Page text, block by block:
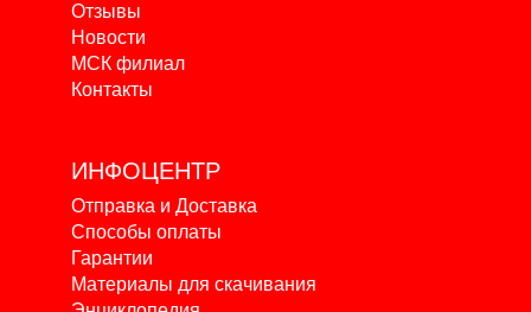
Отзывы
Новости
МСК филиал
Контакты
ИНФОЦЕНТР
Отправка и Доставка
Способы оплаты
Гарантии
Материалы для скачивания